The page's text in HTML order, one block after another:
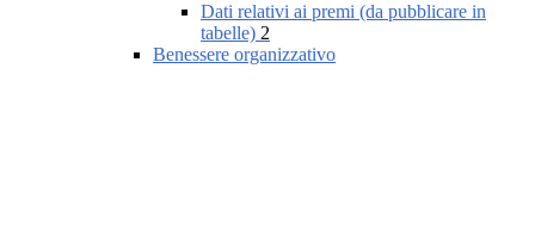
Dati relativi ai premi (da pubblicare in
tabelle) 2
Benessere organizzativo